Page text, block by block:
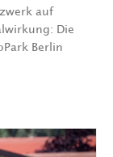
auf
Die
Berlin